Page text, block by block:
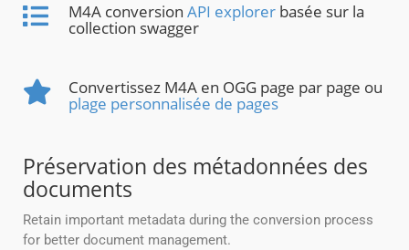
M4A conversion API explorer basée sur la
collection swagger
Convertissez M4A en OGG page par page ou
plage personnalisée de pages
Préservation des métadonnées des
documents
Retain important metadata during the conversion process
for better document management.